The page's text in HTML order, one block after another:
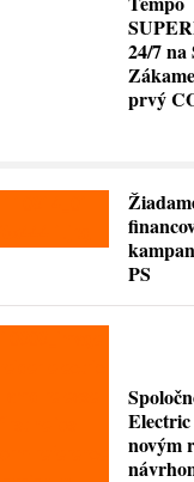
24/7 na
prvý
PS
novým